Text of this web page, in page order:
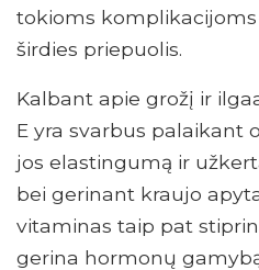
tokioms
širdies priepuolis.
Kalbant apie grožį ir
E yra svarbus palaikant
jos elastingumą ir
bei gerinant kraujo
vitaminas taip pat
gerina hormonų